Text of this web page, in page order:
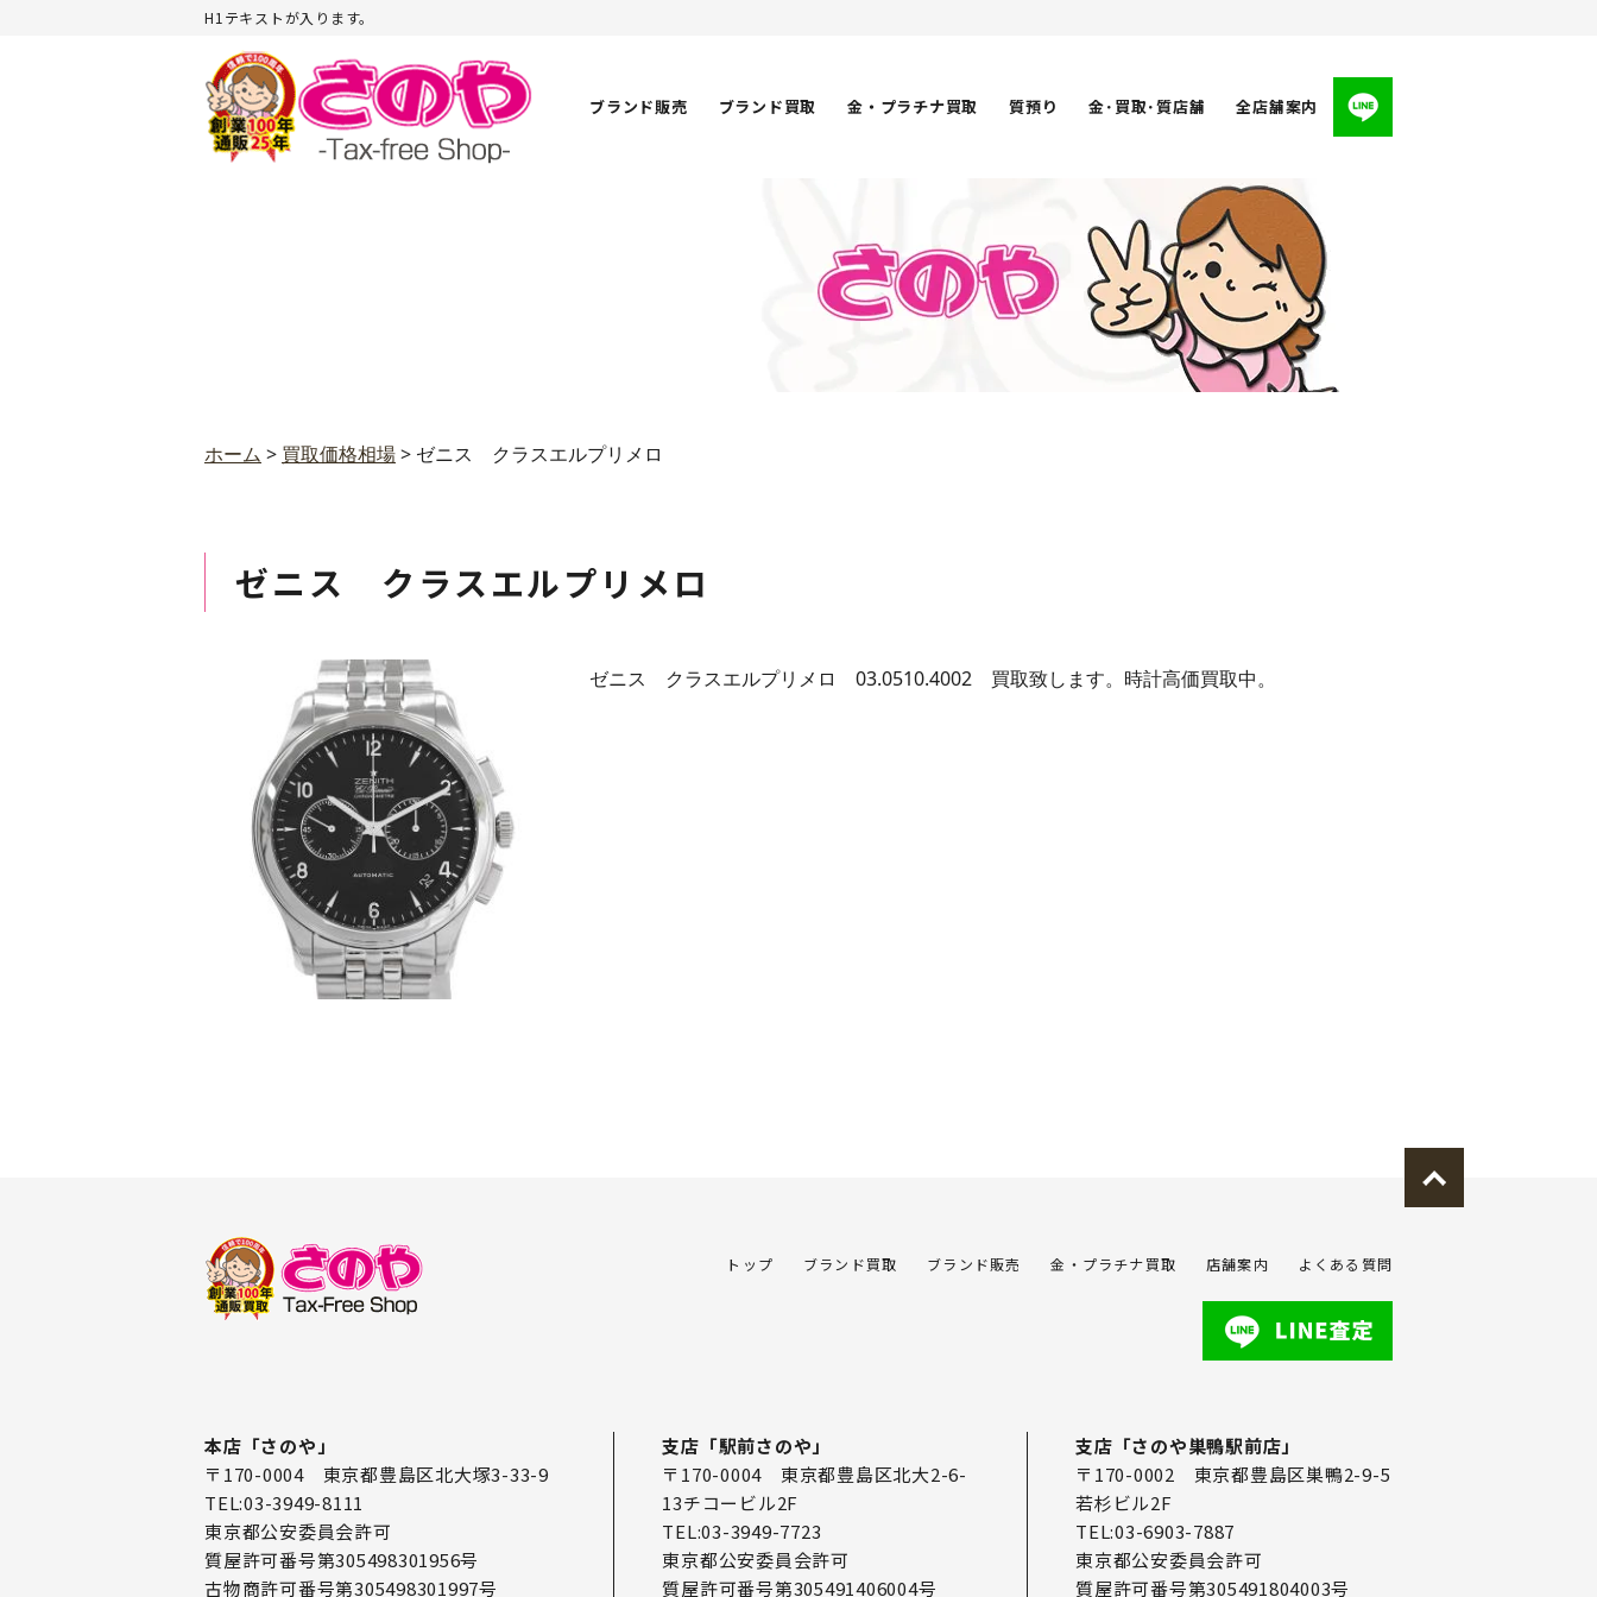
H1テキストが入ります。
ブランド販売 ブランド買取 金・プラチナ買取 質預り 金･買取･質店舗 全店舗案内
ホーム > 買取価格相場> ゼニス クラスエルプリメロ
ゼニス クラスエルプリメロ
ゼニス クラスエルプリメロ 03.0510.4002 買取致します。時計高価買取中。
トップ ブランド買取 ブランド販売 金・プラチナ買取 店舗案内 よくある質問
本店「さのや」
〒170-0004 東京都豊島区北大塚3-33-9
TEL:03-3949-8111
東京都公安委員会許可
質屋許可番号第305498301956号
古物商許可番号第305498301997号
支店「駅前さのや」
〒170-0004 東京都豊島区北大2-6-
13チコービル2F
TEL:03-3949-7723
東京都公安委員会許可
質屋許可番号第305491406004号
支店「さのや巣鴨駅前店」
〒170-0002 東京都豊島区巣鴨2-9-5
若杉ビル2F
TEL:03-6903-7887
東京都公安委員会許可
質屋許可番号第305491804003号